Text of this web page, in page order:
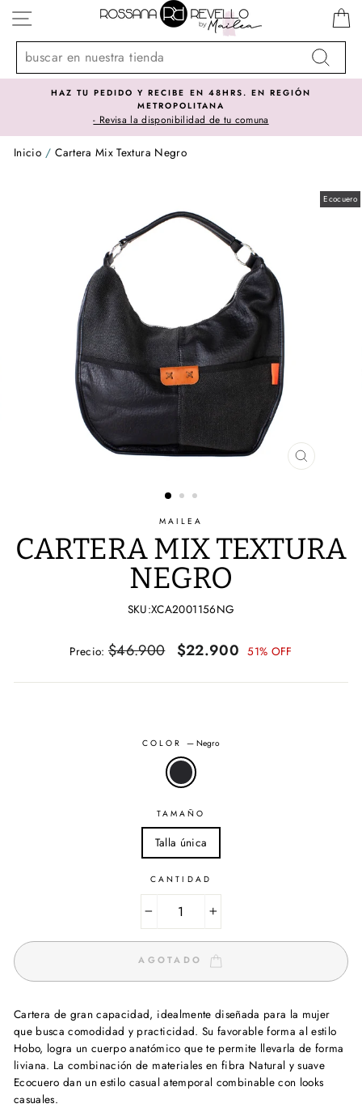
directamente
contenido
NAVEGACIÓN
Buscar
HAZ TU PEDIDO Y RECIBE EN 48HRS. EN REGIÓN
METROPOLITANA
- Revisa la disponibilidad de tu comuna
Inicio / Cartera Mix Textura Negro
Ecocuero
CERRAR
MAILEA
CARTERA MIX TEXTURA
NEGRO
SKU:XCA2001156NG
Precio
Precio: $46.900
Precio
oferta
$22.900 51% OFF
COLOR—Negro
TAMAÑO
Talla única
CANTIDAD
AGOTADO
Cartera de gran capacidad, idealmente diseñada para la mujer
que busca comodidad y practicidad. Su favorable forma al estilo
Hobo, logra un cuerpo anatómico que te permite llevarla de forma
liviana. La combinación de materiales en fibra Natural y suave
Ecocuero dan un estilo casual atemporal combinable con looks
casuales.